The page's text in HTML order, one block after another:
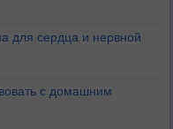
для сердца и нервной
с домашним